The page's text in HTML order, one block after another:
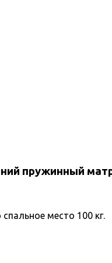
пружинный
место 100 кг.